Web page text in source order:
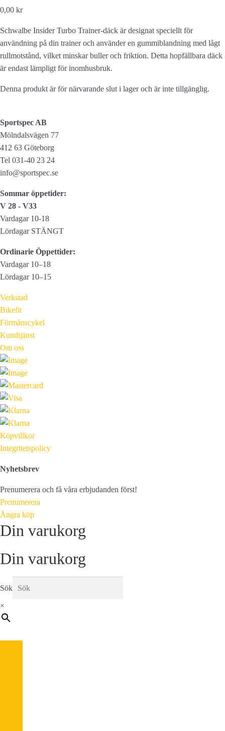
0,00 kr
Schwalbe Insider Turbo Trainer-däck är designat speciellt för
användning på din trainer och använder en gummiblandning med lågt
rullmotstånd, vilket minskar buller och friktion. Detta hopfällbara däck
är endast lämpligt för inomhusbruk.
Denna produkt är för närvarande slut i lager och är inte tillgänglig.
Sportspec AB
Mölndalsvägen 77
412 63 Göteborg
Tel 031-40 23 24
info@sportspec.se
Sommar öppetider:
V 28 - V33
Vardagar 10-18
Lördagar STÄNGT
Ordinarie Öppettider:
Vardagar 10–18
Lördagar 10–15
Verkstad
Bikefit
Förmånscykel
Kundtjänst
Om oss
Köpvillkor
Integritetspolicy
Nyhetsbrev
Prenumerera och få våra erbjudanden först!
Prenumerera
Ångra köp
Din varukorg
Din varukorg
Sök
×